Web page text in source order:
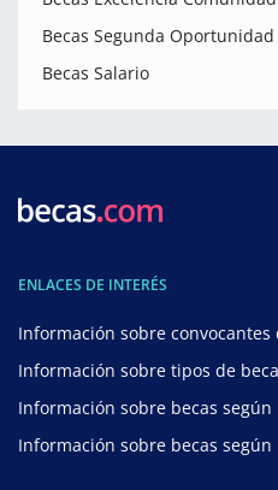
Becas Segunda Oportunidad
Becas Salario
ENLACES DE INTERÉS
Información sobre convocantes
Información sobre tipos de
Información sobre becas
Información sobre becas